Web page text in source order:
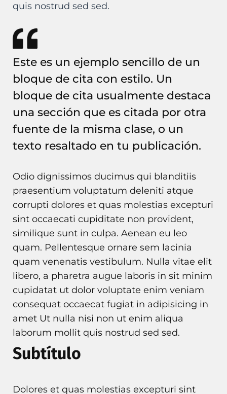
quis nostrud sed sed.
Este es un ejemplo sencillo de un
bloque de cita con estilo. Un
bloque de cita usualmente destaca
una sección que es citada por otra
fuente de la misma clase, o un
texto resaltado en tu publicación.
Odio dignissimos ducimus qui blanditiis
praesentium voluptatum deleniti atque
corrupti dolores et quas molestias excepturi
sint occaecati cupiditate non provident,
similique sunt in culpa. Aenean eu leo
quam. Pellentesque ornare sem lacinia
quam venenatis vestibulum. Nulla vitae elit
libero, a pharetra augue laboris in sit minim
cupidatat ut dolor voluptate enim veniam
consequat occaecat fugiat in adipisicing in
amet Ut nulla nisi non ut enim aliqua
laborum mollit quis nostrud sed sed.
Subtítulo
Dolores et quas molestias excepturi sint